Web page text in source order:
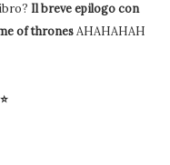
Il breve epilogo con
of thronesAHAHAHAH